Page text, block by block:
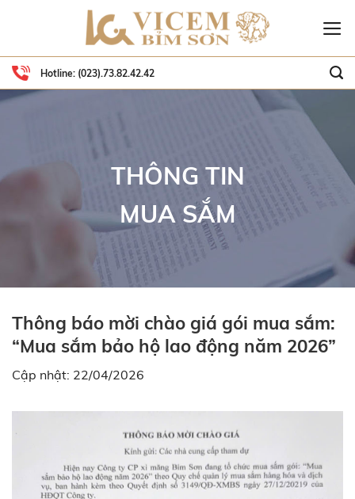
Hotline: (023).73.82.42.42
THÔNG TIN
MUA SẮM
Thông báo mời chào giá gói mua sắm:
“Mua sắm bảo hộ lao động năm 2026”
Cập nhật: 22/04/2026